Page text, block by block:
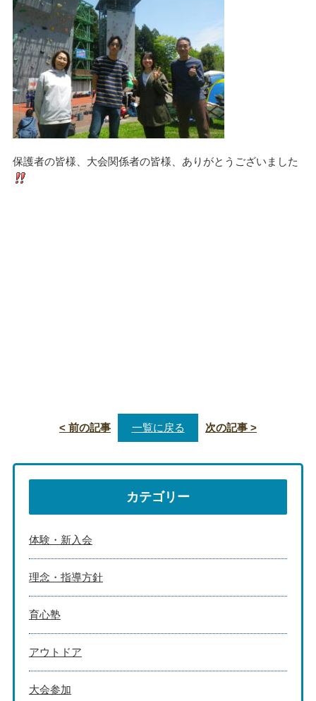
保護者の皆様、大会関係者の皆様、ありがとうございました
< 前の記事 一覧に戻る 次の記事 >
カテゴリー
体験・新入会
理念・指導方針
育心塾
アウトドア
大会参加